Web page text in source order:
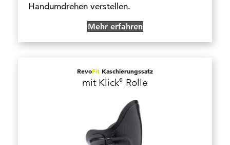
Handumdrehen verstellen.
Mehr erfahren
RevoFit Kaschierungssatz
mit Klick® Rolle